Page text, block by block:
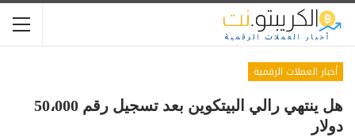
أخبار العملات الرقمية
هل ينتهي رالي البيتكوين بعد تسجيل رقم 50،000
دولار